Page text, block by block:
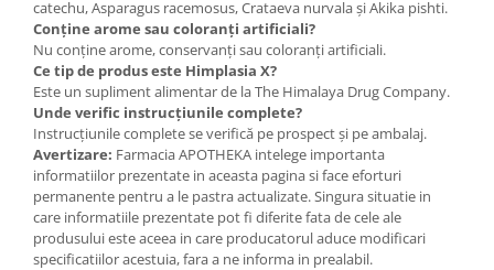
catechu, Asparagus racemosus, Crataeva nurvala și Akika pishti.
Conține arome sau coloranți artificiali?
Nu conține arome, conservanți sau coloranți artificiali.
Ce tip de produs este Himplasia X?
Este un supliment alimentar de la The Himalaya Drug Company.
Unde verific instrucțiunile complete?
Instrucțiunile complete se verifică pe prospect și pe ambalaj.
Avertizare: Farmacia APOTHEKA intelege importanta
informatiilor prezentate in aceasta pagina si face eforturi
permanente pentru a le pastra actualizate. Singura situatie in
care informatiile prezentate pot fi diferite fata de cele ale
produsului este aceea in care producatorul aduce modificari
specificatiilor acestuia, fara a ne informa in prealabil.